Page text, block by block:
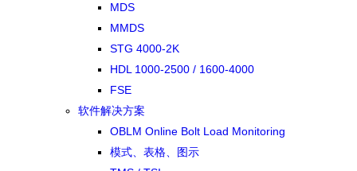
MDS
MMDS
STG 4000-2K
HDL 1000-2500 / 1600-4000
FSE
软件解决方案
OBLM Online Bolt Load Monitoring
模式、表格、图示